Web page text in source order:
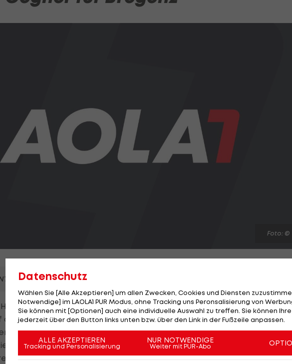
Foto: ©
in der ersten Qualifikationsrunde des EHF-Cups steht fest.
litauischen Vertreter HC Dragunas Klaipeda. Das Team von Neo-
und Berater Robert Hedin bestreitet zunächst am 6. oder 7.
in der Landeshauptstadt, ehe es eine Woche später zum Rückspiel
der Aufstieg gelingen, trifft man in der zweiten Runde auf Skjern
Datenschutz
Wählen Sie [Alle Akzeptieren] um allen Zwecken, Cookies und Diensten
Notwendige] im LAOLA1 PUR Modus, ohne Tracking uns Peronsalisierung von
Sie können mit [Optionen] auch eine individuelle Auswahl zu treffen. Sie können
jederzeit über den Button links unten bzw. über den Link in der Fußzeile anpassen.
ALLE AKZEPTIEREN
Tracking und Personalisierung
NUR NOTWENDIGE
Weiter mit PUR-Abo